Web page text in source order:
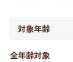
対象年齢
全年齢対象